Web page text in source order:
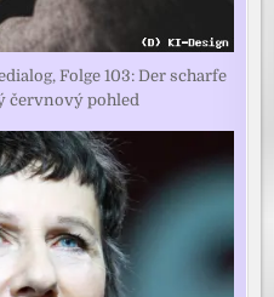
Folge 103: Der scharfe
červnový pohled